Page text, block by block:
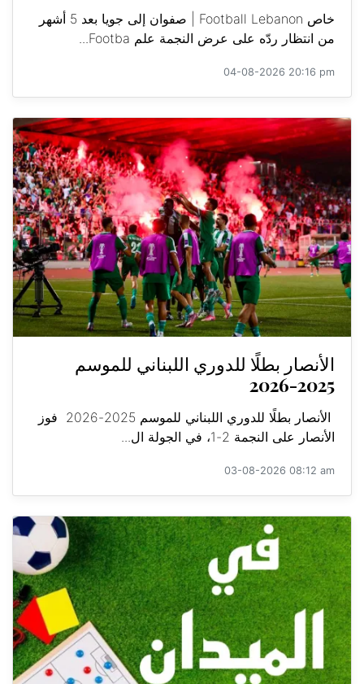
خاص Football Lebanon | صفوان إلى جويا بعد 5 أشهر
من انتظار ردّه على عرض النجمة علم Footba...
04-08-2026 20:16 pm
الأنصار بطلًا للدوري اللبناني للموسم
2025-2026
الأنصار بطلًا للدوري اللبناني للموسم 2025-2026 فوز
الأنصار على النجمة 2-1، في الجولة ال...
03-08-2026 08:12 am